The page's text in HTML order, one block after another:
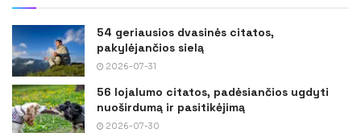
54 geriausios dvasinės citatos,
pakylėjančios sielą
2026-07-31
56 lojalumo citatos, padėsiančios ugdyti
nuoširdumą ir pasitikėjimą
2026-07-30